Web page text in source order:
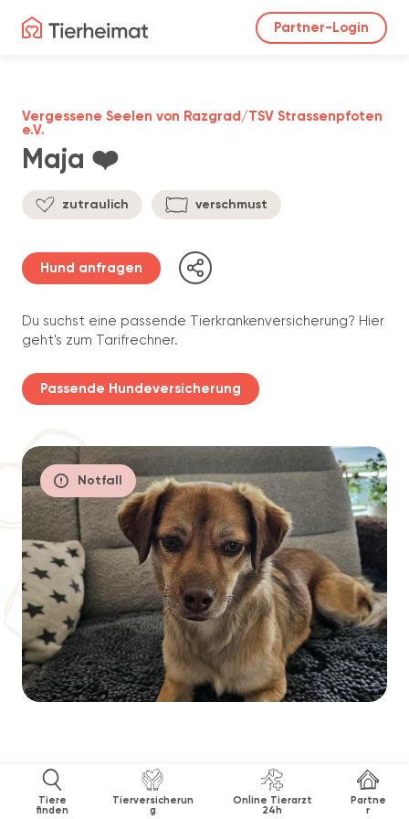
Partner-Login
Tiere
finden
Tierversicherun
g
Online Tierarzt
24h
Partne
r
Maja ❤️
Vergessene Seelen von Razgrad/TSV Strassenpfoten
e.V.
zutraulich verschmust
Hund anfragen
Du suchst eine passende Tierkrankenversicherung? Hier
geht's zum Tarifrechner.
Passende Hundeversicherung
Notfall